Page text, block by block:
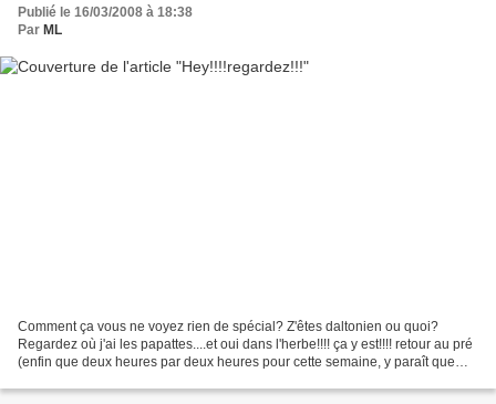
Publié le 16/03/2008 à 18:38
Par ML
Comment ça vous ne voyez rien de spécial? Z'êtes daltonien ou quoi?
Regardez où j'ai les papattes....et oui dans l'herbe!!!! ça y est!!!! retour au pré
(enfin que deux heures par deux heures pour cette semaine, y paraît que